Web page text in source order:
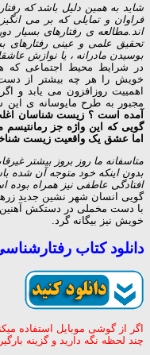
شاید به همین دلیل باشد که
فراوان و تمایلی که بر می
اند.مطالعه ی رفتارهای بسیار
تحقیق علمی و عینی رفتارهای
بوسیدن مادرانه ، یا نوازش
در شرایط محیط اجتماعی که
خویش را هر چه بیشتر از
اهمییت روزافزون می یابد و
مجبور به طرح مایوسانه ی
آمده است ؟ زیست شناسان
گویی که این واژه جز رمانتیسم
اما عشق یک واقعیت زیست
متاسفانه ما روز بروز بیشتر
بدون اینکه خود متوجه آن شده
افتادگی عاطفی نیز همراه بوده
گویی انسان شهر نشین جدید
با دست مخملی در دستکش
خویش نیز بیگانه گرد.
دانلود کتاب
اگر از گوشی موبایل استفاده
چند لحظه نگه دارید و گزینه